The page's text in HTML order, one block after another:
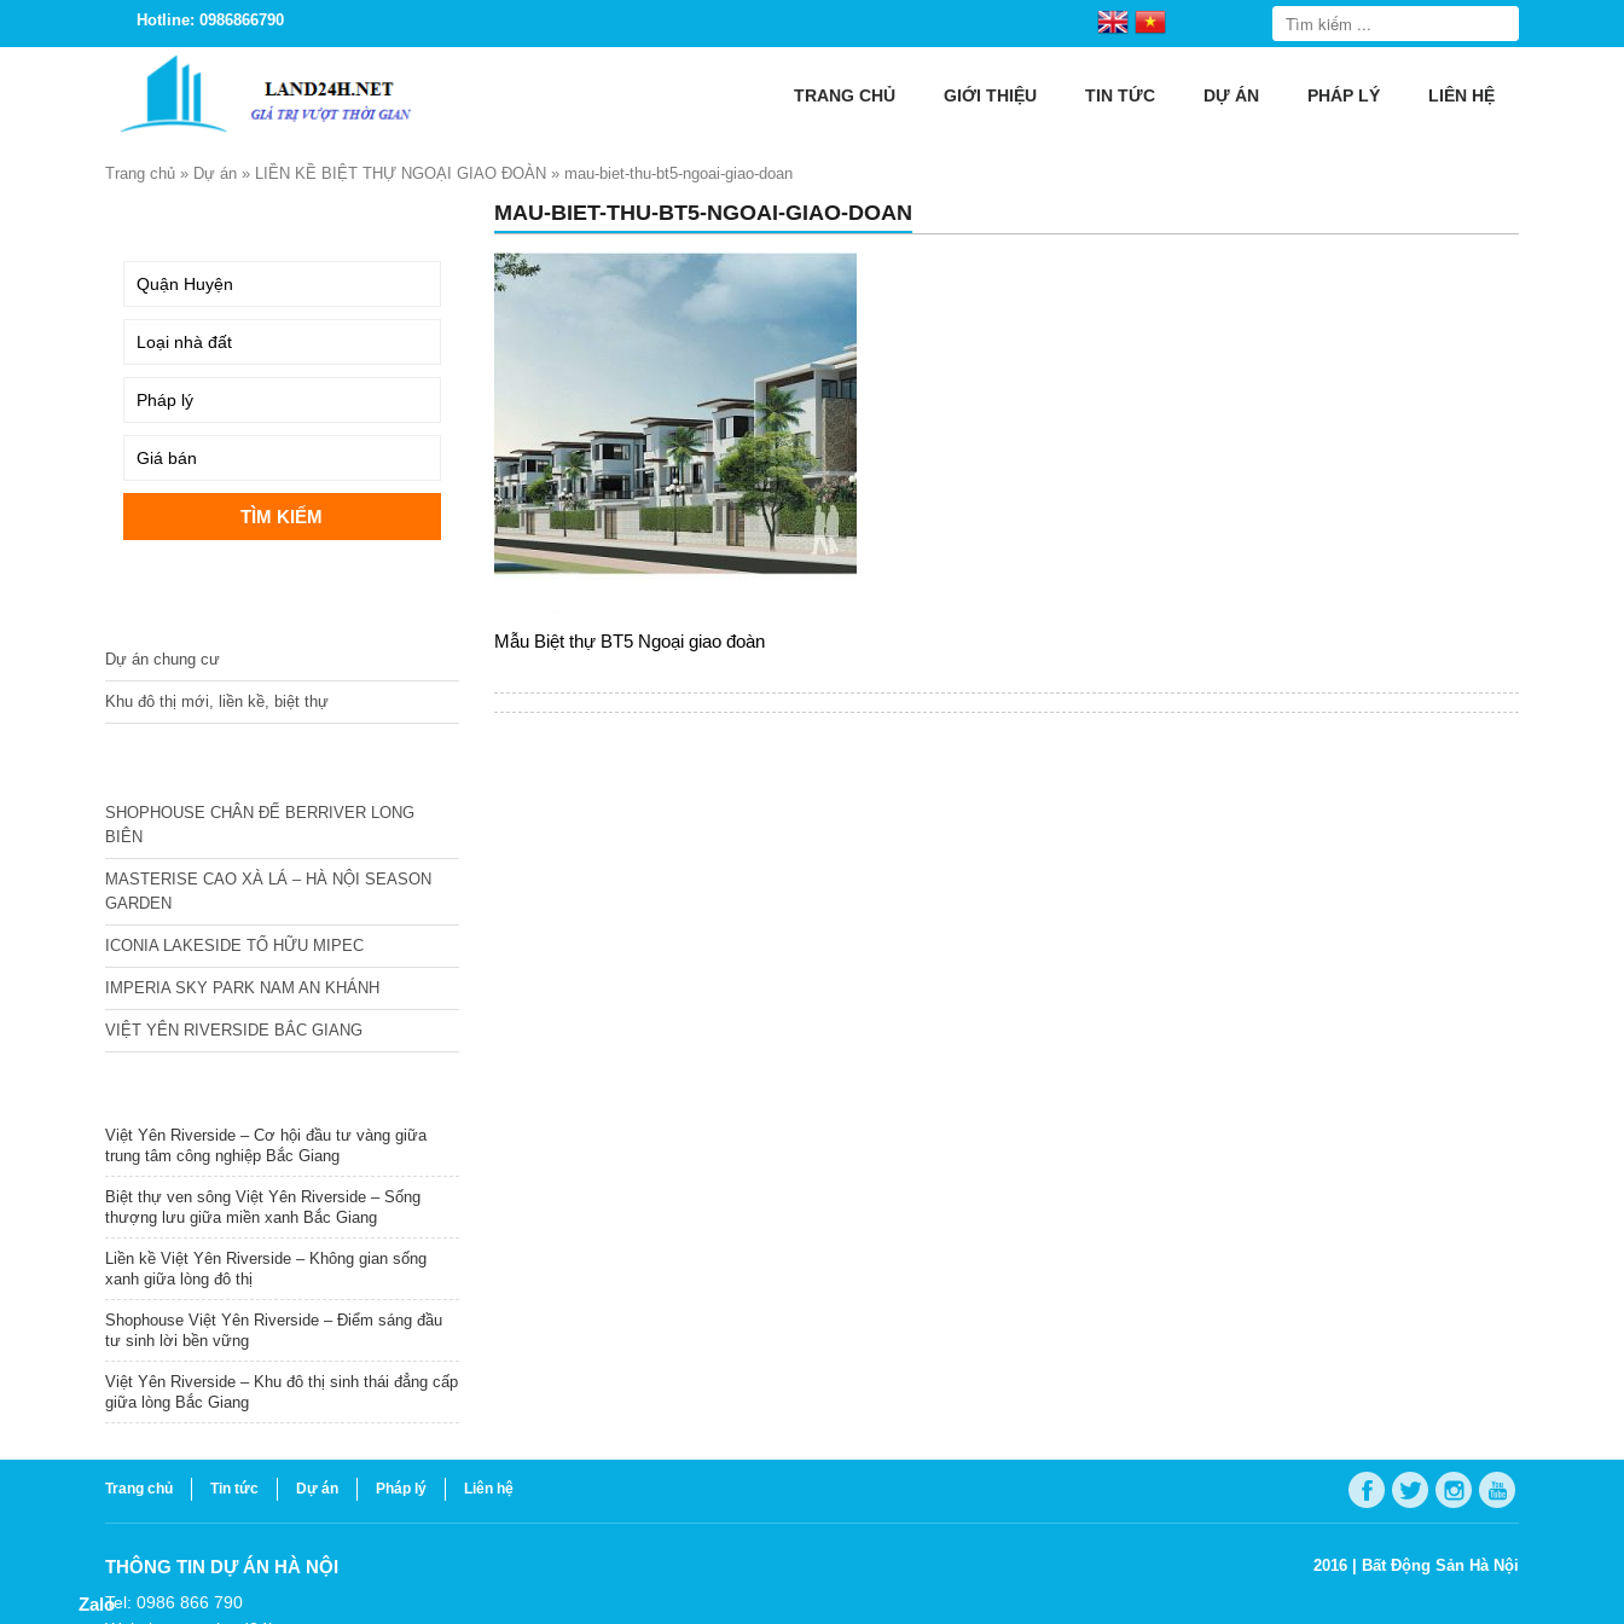
Hotline: 0986866790
TRANG CHỦ GIỚI THIỆU TIN TỨC DỰ ÁN PHÁP LÝ LIÊN HỆ
Trang chủ » Dự án » LIỀN KỀ BIỆT THỰ NGOẠI GIAO ĐOÀN » mau-biet-thu-bt5-ngoai-giao-doan
MAU-BIET-THU-BT5-NGOAI-GIAO-DOAN
Mẫu Biệt thự BT5 Ngoại giao đoàn
Dự án chung cư
Khu đô thị mới, liền kề, biệt thự
SHOPHOUSE CHÂN ĐẾ BERRIVER LONG
BIÊN
MASTERISE CAO XÀ LÁ – HÀ NỘI SEASON
GARDEN
ICONIA LAKESIDE TỐ HỮU MIPEC
IMPERIA SKY PARK NAM AN KHÁNH
VIỆT YÊN RIVERSIDE BẮC GIANG
Việt Yên Riverside – Cơ hội đầu tư vàng giữa
trung tâm công nghiệp Bắc Giang
Biệt thự ven sông Việt Yên Riverside – Sống
thượng lưu giữa miền xanh Bắc Giang
Liền kề Việt Yên Riverside – Không gian sống
xanh giữa lòng đô thị
Shophouse Việt Yên Riverside – Điểm sáng đầu
tư sinh lời bền vững
Việt Yên Riverside – Khu đô thị sinh thái đẳng cấp
giữa lòng Bắc Giang
Trang chủ Tin tức Dự án Pháp lý Liên hệ
THÔNG TIN DỰ ÁN HÀ NỘI
Tel: 0986 866 790
2016 | Bất Động Sản Hà Nội
Zalo